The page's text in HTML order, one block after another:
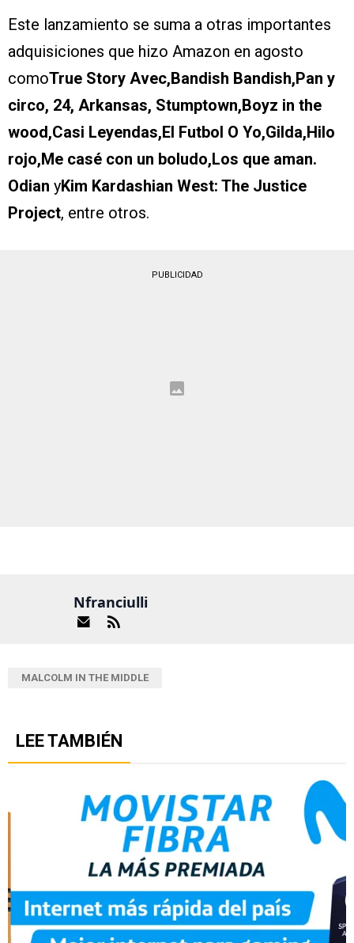
Este lanzamiento se suma a otras importantes
adquisiciones que hizo Amazon en agosto
comoTrue Story Avec,Bandish Bandish,Pan y
circo, 24, Arkansas, Stumptown,Boyz in the
wood,Casi Leyendas,El Futbol O Yo,Gilda,Hilo
rojo,Me casé con un boludo,Los que aman.
Odian yKim Kardashian West: The Justice
Project, entre otros.
PUBLICIDAD
Nfranciulli
MALCOLM IN THE MIDDLE
LEE TAMBIÉN